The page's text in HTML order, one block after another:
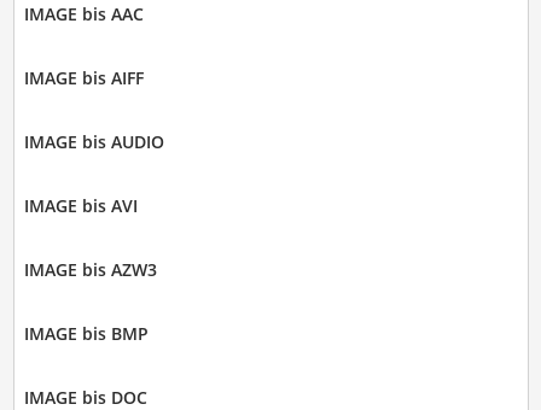
IMAGE bis AAC
IMAGE bis AIFF
IMAGE bis AUDIO
IMAGE bis AVI
IMAGE bis AZW3
IMAGE bis BMP
IMAGE bis DOC